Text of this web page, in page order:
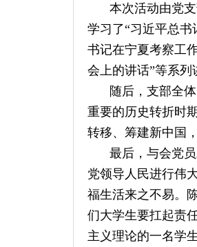
本次活动由党
学习了“习近平总
书记在宁夏考察工
会上的讲话”等系列
随后，支部全
重要的历史转折时
转移、筹建新中国
最后，与会党
党领导人民进行伟
福生活来之不易。
们大学生要扛起责
主义理论的一名学